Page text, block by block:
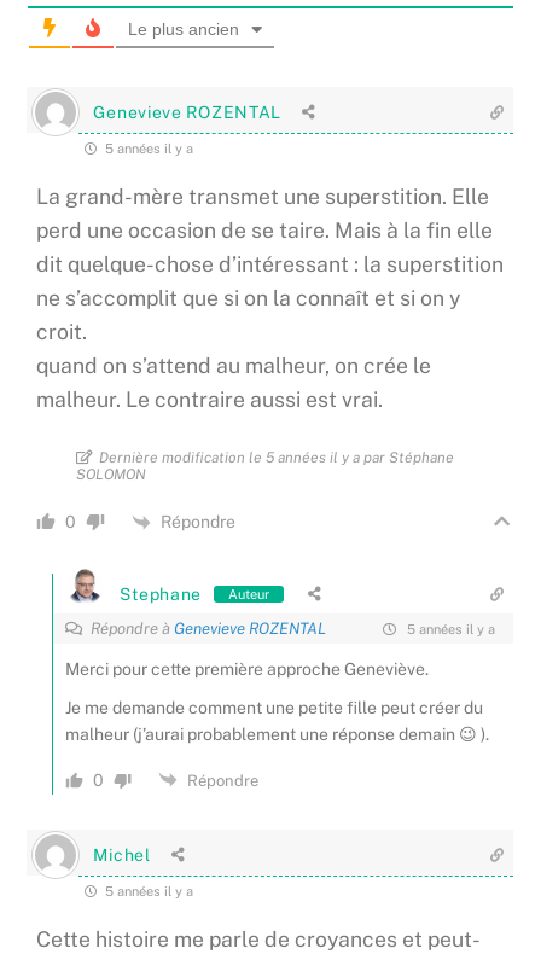
Le plus ancien
Genevieve ROZENTAL
5 années il y a
La grand-mère transmet une superstition. Elle
perd une occasion de se taire. Mais à la fin elle
dit quelque-chose d’intéressant : la superstition
ne s’accomplit que si on la connaît et si on y
croit.
quand on s’attend au malheur, on crée le
malheur. Le contraire aussi est vrai.
Dernière modification le 5 années il y a par Stéphane
SOLOMON
0 Répondre
Stephane Auteur
Répondre àGenevieve ROZENTAL 5 années il y a
Merci pour cette première approche Geneviève.
Je me demande comment une petite fille peut créer du
malheur (j’aurai probablement une réponse demain 😉 ).
0 Répondre
Michel
5 années il y a
Cette histoire me parle de croyances et peut-